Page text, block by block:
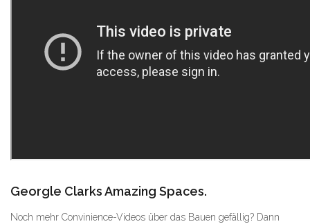
Georgle Clarks Amazing Spaces.
Noch mehr Convinience-Videos über das Bauen gefällig? Dann